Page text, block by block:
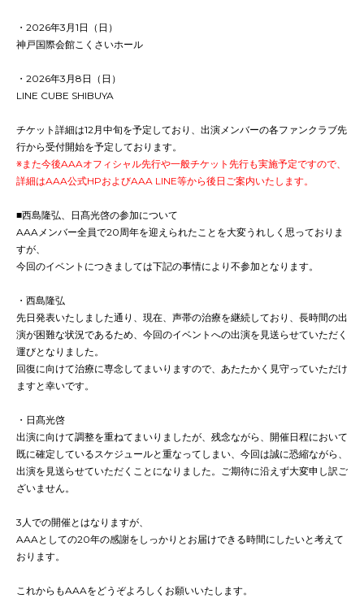
・2026年3月1日（日）
神戸国際会館こくさいホール
・2026年3月8日（日）
LINE CUBE SHIBUYA
チケット詳細は12月中旬を予定しており、出演メンバーの各ファンクラブ先
行から受付開始を予定しております。
※また今後AAAオフィシャル先行や一般チケット先行も実施予定ですので、
詳細はAAA公式HPおよびAAA LINE等から後日ご案内いたします。
■西島隆弘、日髙光啓の参加について
AAAメンバー全員で20周年を迎えられたことを大変うれしく思っておりま
すが、
今回のイベントにつきましては下記の事情により不参加となります。
・西島隆弘
先日発表いたしました通り、現在、声帯の治療を継続しており、長時間の出
演が困難な状況であるため、今回のイベントへの出演を見送らせていただく
運びとなりました。
回復に向けて治療に専念してまいりますので、あたたかく見守っていただけ
ますと幸いです。
・日髙光啓
出演に向けて調整を重ねてまいりましたが、残念ながら、開催日程において
既に確定しているスケジュールと重なってしまい、今回は誠に恐縮ながら、
出演を見送らせていただくことになりました。ご期待に沿えず大変申し訳ご
ざいません。
3人での開催とはなりますが、
AAAとしての20年の感謝をしっかりとお届けできる時間にしたいと考えて
おります。
これからもAAAをどうぞよろしくお願いいたします。